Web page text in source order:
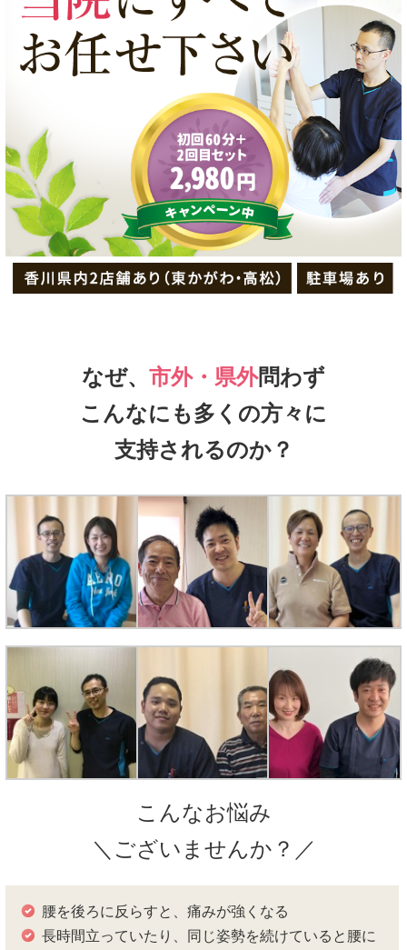
なぜ、 市外・県外問わず
こんなにも多くの方々に
支持されるのか？
こんなお悩み
＼ございませんか？／
腰を後ろに反らすと、痛みが強くなる
長時間立っていたり、同じ姿勢を続けていると腰に